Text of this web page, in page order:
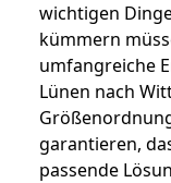
wichtigen
kümmern
umfangreiche
Lünen nach
garantieren,
passende